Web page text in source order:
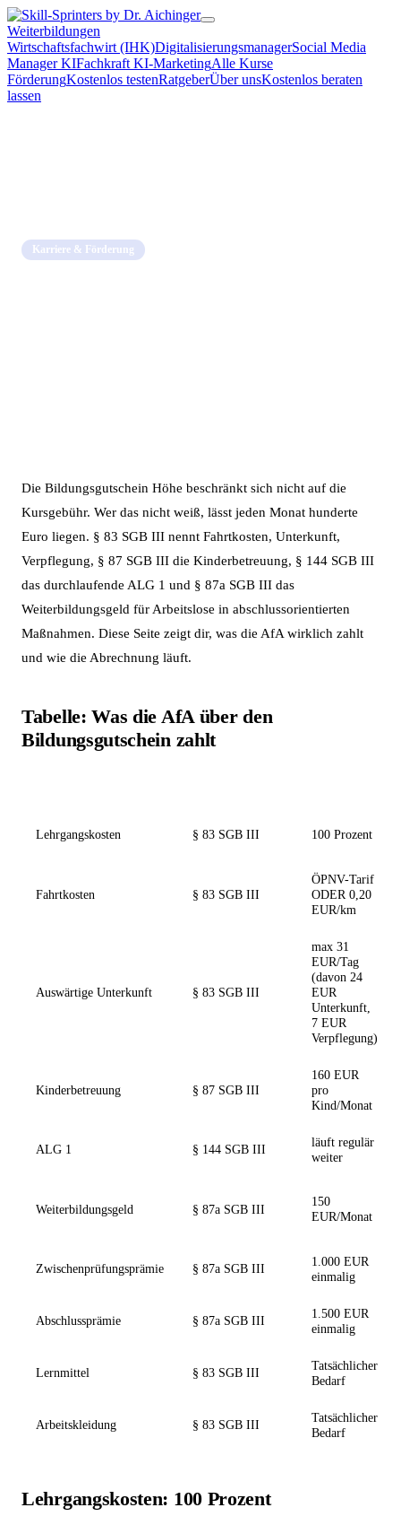
Weiterbildungen
Wirtschaftsfachwirt (IHK)DigitalisierungsmanagerSocial Media
Manager KIFachkraft KI-MarketingAlle Kurse
FörderungKostenlos testenRatgeberÜber unsKostenlos beraten
lassen
Karriere & Förderung
Die Bildungsgutschein Höhe beschränkt sich nicht auf die
Kursgebühr. Wer das nicht weiß, lässt jeden Monat hunderte
Euro liegen. § 83 SGB III nennt Fahrtkosten, Unterkunft,
Verpflegung, § 87 SGB III die Kinderbetreuung, § 144 SGB III
das durchlaufende ALG 1 und § 87a SGB III das
Weiterbildungsgeld für Arbeitslose in abschlussorientierten
Maßnahmen. Diese Seite zeigt dir, was die AfA wirklich zahlt
und wie die Abrechnung läuft.
Tabelle: Was die AfA über den
Bildungsgutschein zahlt
Lehrgangskosten § 83 SGB III 100 Prozent
Fahrtkosten § 83 SGB III
ÖPNV-Tarif
ODER 0,20
EUR/km
Auswärtige Unterkunft § 83 SGB III
max 31
EUR/Tag
(davon 24
EUR
Unterkunft,
7 EUR
Verpflegung)
Kinderbetreuung § 87 SGB III
160 EUR
pro
Kind/Monat
ALG 1 § 144 SGB III
läuft regulär
weiter
Weiterbildungsgeld § 87a SGB III
150
EUR/Monat
Zwischenprüfungsprämie § 87a SGB III
1.000 EUR
einmalig
Abschlussprämie § 87a SGB III
1.500 EUR
einmalig
Lernmittel § 83 SGB III
Tatsächlicher
Bedarf
Arbeitskleidung § 83 SGB III
Tatsächlicher
Bedarf
Lehrgangskosten: 100 Prozent